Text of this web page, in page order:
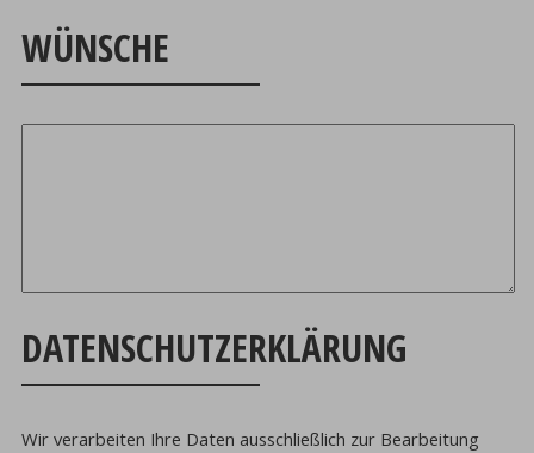
WÜNSCHE
DATENSCHUTZERKLÄRUNG
Wir verarbeiten Ihre Daten ausschließlich zur Bearbeitung